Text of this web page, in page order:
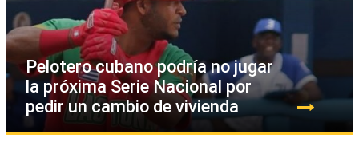
Pelotero cubano podría no jugar
la próxima Serie Nacional por
pedir un cambio de vivienda